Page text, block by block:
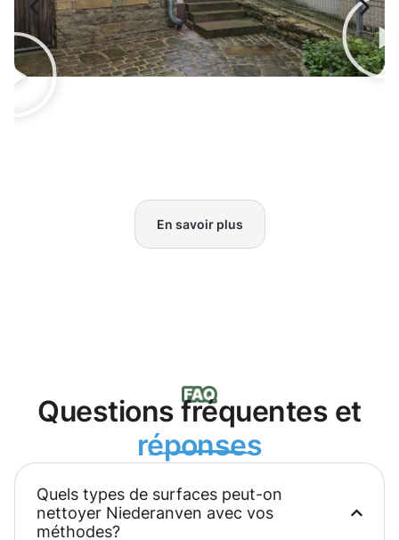
En savoir plus
Questions fréquentes et
réponses
Quels types de surfaces peut-on
nettoyer Niederanven avec vos
méthodes?